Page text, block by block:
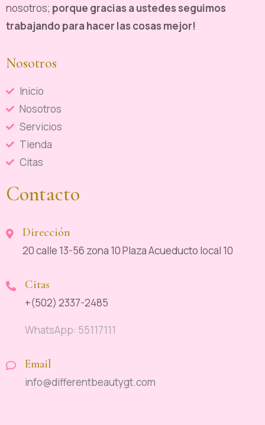
nosotros; porque gracias a ustedes seguimos
trabajando para hacer las cosas mejor!
Nosotros
Inicio
Nosotros
Servicios
Tienda
Citas
Contacto
Dirección
20 calle 13-56 zona 10 Plaza Acueducto local 10
Citas
+(502) 2337-2485
WhatsApp: 55117111
Email
info@differentbeautygt.com